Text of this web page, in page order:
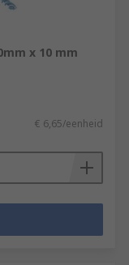
x 10 mm
€ 6,65/eenheid